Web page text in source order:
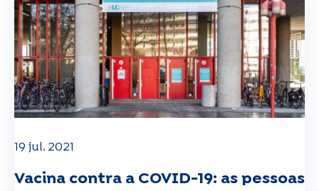
19 jul. 2021
Vacina contra a COVID-19: as pessoas